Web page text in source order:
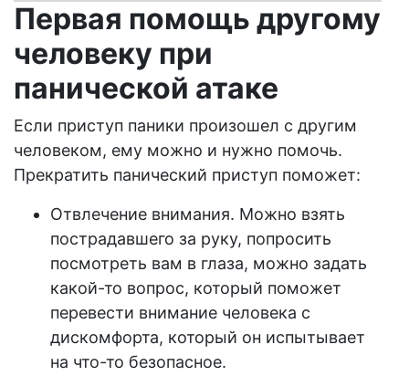
Первая помощь другому
человеку при
панической атаке
Если приступ паники произошел с другим
человеком, ему можно и нужно помочь.
Прекратить панический приступ поможет:
Отвлечение внимания. Можно взять
пострадавшего за руку, попросить
посмотреть вам в глаза, можно задать
какой-то вопрос, который поможет
перевести внимание человека с
дискомфорта, который он испытывает
на что-то безопасное.